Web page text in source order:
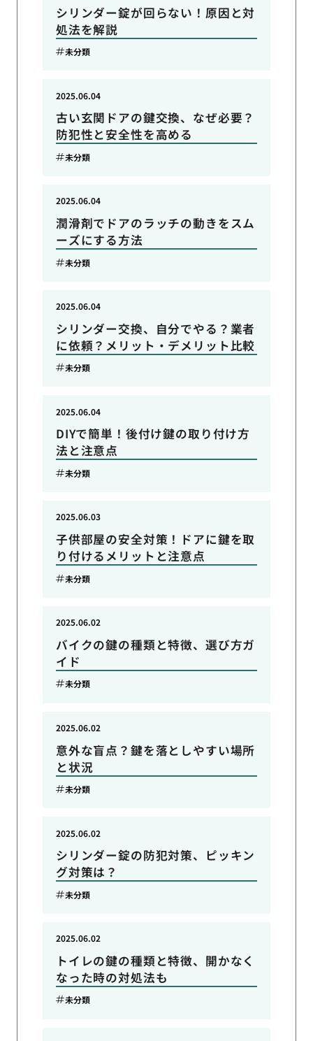
シリンダー錠が回らない！原因と対
処法を解説
未分類
古い玄関ドアの鍵交換、なぜ必要？
防犯性と安全性を高める
2025.06.04
未分類
潤滑剤でドアのラッチの動きをスム
ーズにする方法
2025.06.04
未分類
シリンダー交換、自分でやる？業者
に依頼？メリット・デメリット比較
2025.06.04
未分類
DIYで簡単！後付け鍵の取り付け方
法と注意点
2025.06.04
未分類
子供部屋の安全対策！ドアに鍵を取
り付けるメリットと注意点
2025.06.03
未分類
バイクの鍵の種類と特徴、選び方ガ
イド
2025.06.02
未分類
意外な盲点？鍵を落としやすい場所
と状況
2025.06.02
未分類
シリンダー錠の防犯対策、ピッキン
グ対策は？
2025.06.02
未分類
トイレの鍵の種類と特徴、開かなく
なった時の対処法も
2025.06.02
未分類